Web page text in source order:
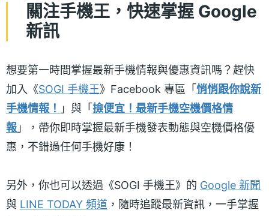
關注手機王，快速掌握 Google
新訊
想要第一時間掌握最新手機情報與優惠資訊嗎？趕快
加入《SOGI 手機王》Facebook 專區「悄悄跟你說新
手機情報！ 」與「撿便宜！最新手機空機價格情
報 」，帶你即時掌握最新手機發表動態與空機價格優
惠，不錯過任何手機好康！
另外，你也可以透過《SOGI 手機王》的 Google 新聞
與 LINE TODAY 頻道 ，隨時追蹤最新資訊，一手掌握